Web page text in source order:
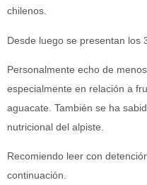
chilenos.
Desde luego se presentan los
Personalmente echo de
especialmente en relación a
aguacate. También se ha
nutricional del alpiste.
Recomiendo leer con
continuación.